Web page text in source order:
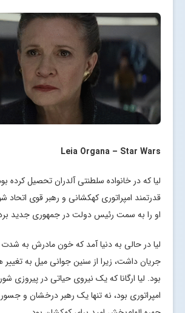
Leia Organa – Star Wars
لیا که در خانواده سلطنتی آلدران تحصیل کرده
قدرتمند امپراتوری کهکشانی و رهبر قوی اتحاد
او را به سمت رئیس دولت در جمهوری جدید
لیا در حالی به دنیا آمد که خون مادرش به
جریان داشت، زیرا از سنین جوانی میل به تغییر
بود. لیا ارگانا که یک نیروی حیاتی در پیروزی
امپراتوری بود، نه تنها یک رهبر درخشان و